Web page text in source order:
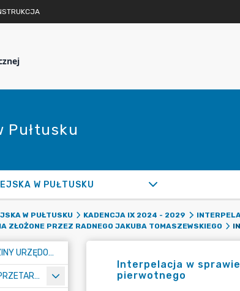
Pułtusku
W PUŁTUSKU
W PUŁTUSKU KADENCJA IX 2024 - 2029
ZŁOŻONE PRZEZ RADNEGO JAKUBA TOMASZEWSKIEGO
DANE KONTAKTOWE, GODZINY URZĘDOWANIA I NUMER KONTA BANKOWEGO
ZAMÓWIENIA PUBLICZNE, PRZETARGI, KONKURSY
Interpelacja w
pierwotnego